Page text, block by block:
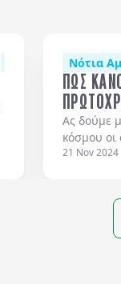
Δανία
Νότια
ΠΩΣ
Ας δούμε
κόσμου οι
την τύχη
21 Nov 2024